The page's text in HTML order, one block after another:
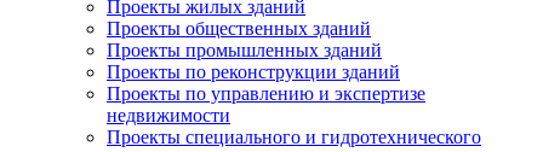
Проекты жилых зданий
Проекты общественных зданий
Проекты промышленных зданий
Проекты по реконструкции зданий
Проекты по управлению и экспертизе
недвижимости
Проекты специального и гидротехнического